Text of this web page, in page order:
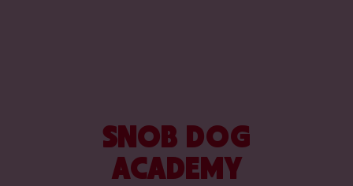
SNOB DOG
ACADEMY